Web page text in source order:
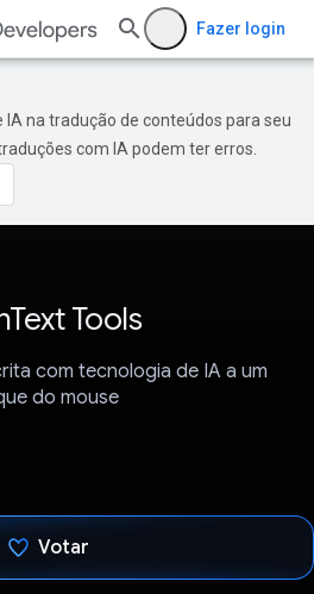
Fazer login
IA na tradução de conteúdos para seu
com IA podem ter erros.
Tools
com tecnologia de IA a um
do mouse
Votar